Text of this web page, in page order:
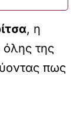
, η
όλης της
πως